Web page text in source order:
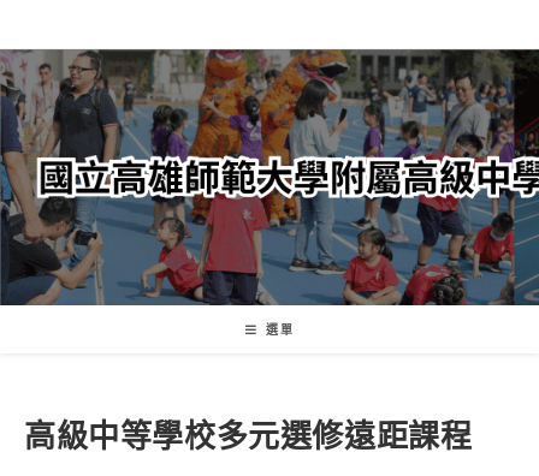
轉
至
主
內
容
選單
高級中等學校多元選修遠距課程